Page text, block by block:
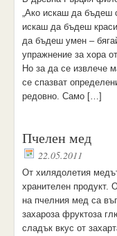
„Ако искаш да бъдеш
искаш да бъдеш
да бъдеш умен –
упражнение за хора
Но за да се извлече
се спазват
редовно. Само […]
Пчелен мед
22.05.2011
От хилядолетия
хранителен продукт.
на пчелния мед са
захароза фруктоза
сладък вкус от